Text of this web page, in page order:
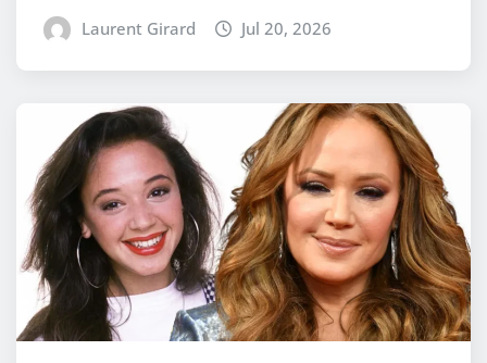
Laurent Girard Jul 20, 2026